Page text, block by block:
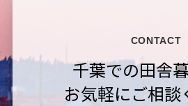
CONTACT
千葉での田舎
お気軽にご相談